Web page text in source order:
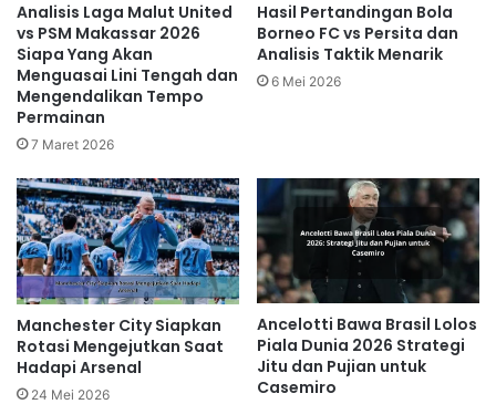
Analisis Laga Malut United
vs PSM Makassar 2026
Siapa Yang Akan
Menguasai Lini Tengah dan
Mengendalikan Tempo
Permainan
7 Maret 2026
Hasil Pertandingan Bola
Borneo FC vs Persita dan
Analisis Taktik Menarik
6 Mei 2026
Manchester City Siapkan
Rotasi Mengejutkan Saat
Hadapi Arsenal
24 Mei 2026
Ancelotti Bawa Brasil Lolos
Piala Dunia 2026 Strategi
Jitu dan Pujian untuk
Casemiro